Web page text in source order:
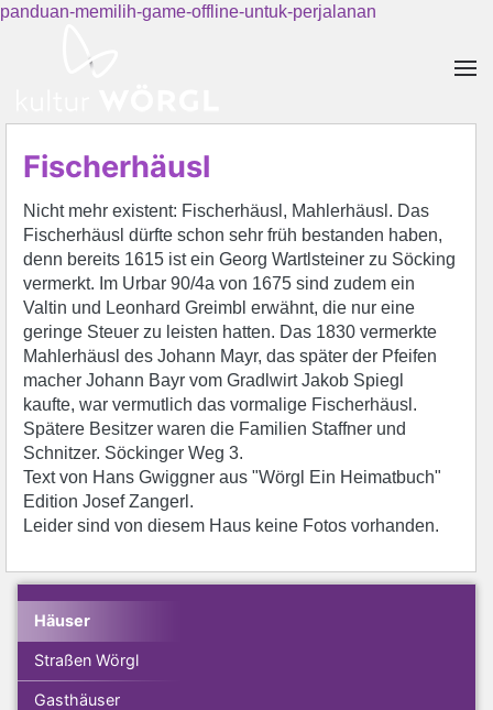
panduan-memilih-game-offline-untuk-perjalanan
Fischerhäusl
Nicht mehr existent: Fischerhäusl, Mahlerhäusl. Das
Fischerhäusl dürfte schon sehr früh bestanden haben,
denn bereits 1615 ist ein Georg Wartlsteiner zu Söcking
vermerkt. Im Urbar 90/4a von 1675 sind zudem ein
Valtin und Leonhard Greimbl erwähnt, die nur eine
geringe Steuer zu leisten hatten. Das 1830 vermerkte
Mahlerhäusl des Johann Mayr, das später der Pfeifen
macher Johann Bayr vom Gradlwirt Jakob Spiegl
kaufte, war vermutlich das vormalige Fischerhäusl.
Spätere Besitzer waren die Familien Staffner und
Schnitzer. Söckinger Weg 3.
Text von Hans Gwiggner aus "Wörgl Ein Heimatbuch"
Edition Josef Zangerl.
Leider sind von diesem Haus keine Fotos vorhanden.
Häuser
Straßen Wörgl
Gasthäuser